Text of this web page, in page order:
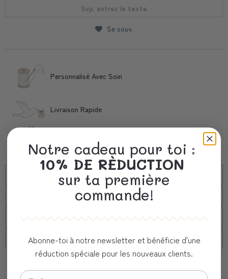
Svp. entrez le texte
Se souv.
Personnalisé Avec Soin
Livraison Rapide
Un emballage précieux
FAQs
client corporel
Vous aimerez aussi
Notre cadeau pour toi :
10% DE RÈDUCTION
sur ta première
commande!
Abonne-toi à notre newsletter et bénéficie d'une
réduction spéciale pour les nouveaux clients.